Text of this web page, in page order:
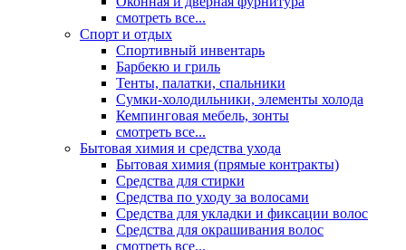
смотреть все...
Спорт и отдых
Спортивный инвентарь
Барбекю и гриль
Тенты, палатки, спальники
Сумки-холодильники, элементы холода
Кемпинговая мебель, зонты
смотреть все...
Бытовая химия и средства ухода
Бытовая химия (прямые контракты)
Средства для стирки
Средства по уходу за волосами
Средства для укладки и фиксации волос
Средства для окрашивания волос
смотреть все...